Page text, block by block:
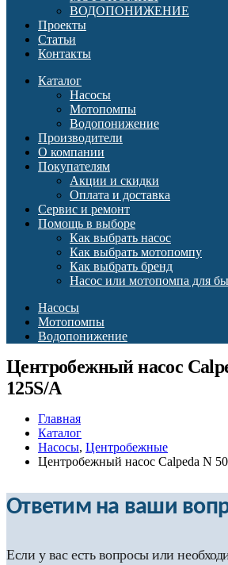
ВОДОПОНИЖЕНИЕ
Проекты
Статьи
Контакты
Каталог
Насосы
Мотопомпы
Водопонижение
Производители
О компании
Покупателям
Акции и скидки
Оплата и доставка
Сервис и ремонт
Помощь в выборе
Как выбрать насос
Как выбрать мотопомпу
Как выбрать бренд
Насос или мотопомпа для
Насосы
Мотопомпы
Водопонижение
Центробежный насос
125S/A
Главная
Каталог
Насосы, Центробежные
Центробежный насос Calpeda N
Ответим на ваши
Если у вас есть вопросы или